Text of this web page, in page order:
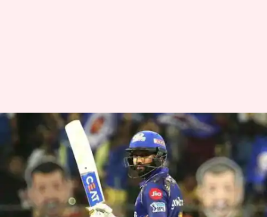
IPL में रोहित शर्मा द्वारा खेली गई
पांच बेस्ट पारियों पर एक नजर
लेखन Neeraj Pandey Mar 23, 2020 07:42 pm
क्या है खबर?